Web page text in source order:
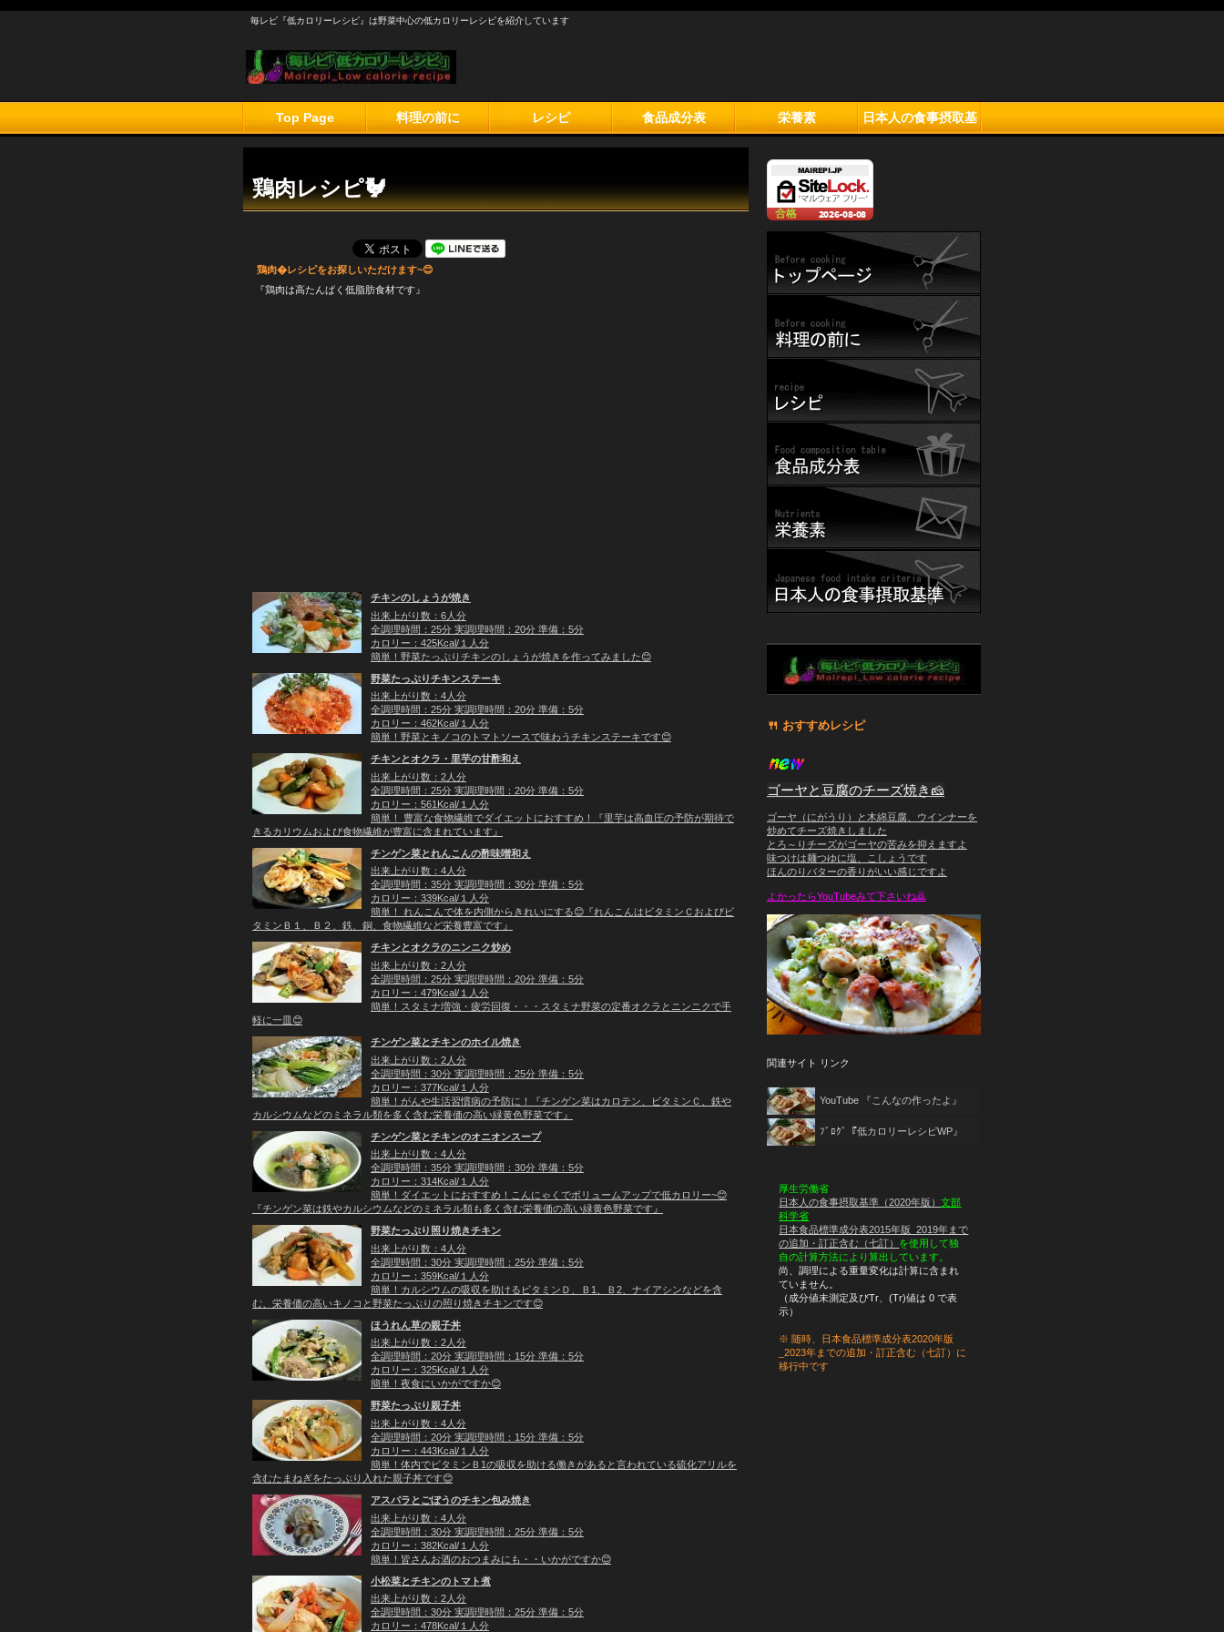
毎レピ『低カロリーレシピ』は野菜中心の低カロリーレシピを紹介しています
鶏肉レシピ🐓
鶏肉�レシピをお探しいただけます~😊
『鶏肉は高たんぱく低脂肪食材です』
チキンのしょうが焼き
出来上がり数：6人分
全調理時間：25分 実調理時間：20分 準備：5分
カロリー：425Kcal/１人分
簡単！野菜たっぷりチキンのしょうが焼きを作ってみました😊
野菜たっぷりチキンステーキ
出来上がり数：4人分
全調理時間：25分 実調理時間：20分 準備：5分
カロリー：462Kcal/１人分
簡単！野菜とキノコのトマトソースで味わうチキンステーキです😊
チキンとオクラ・里芋の甘酢和え
出来上がり数：2人分
全調理時間：25分 実調理時間：20分 準備：5分
カロリー：561Kcal/１人分
簡単！ 豊富な食物繊維でダイエットにおすすめ！『里芋は高血圧の予防が期待で
きるカリウムおよび食物繊維が豊富に含まれています』
チンゲン菜とれんこんの酢味噌和え
出来上がり数：4人分
全調理時間：35分 実調理時間：30分 準備：5分
カロリー：339Kcal/１人分
簡単！ れんこんで体を内側からきれいにする😊『れんこんはビタミンＣおよびビ
タミンＢ１、Ｂ２、鉄、銅、食物繊維など栄養豊富です』
チキンとオクラのニンニク炒め
出来上がり数：2人分
全調理時間：25分 実調理時間：20分 準備：5分
カロリー：479Kcal/１人分
簡単！スタミナ増強・疲労回復・・・スタミナ野菜の定番オクラとニンニクで手
軽に一皿😊
チンゲン菜とチキンのホイル焼き
出来上がり数：2人分
全調理時間：30分 実調理時間：25分 準備：5分
カロリー：377Kcal/１人分
簡単！がんや生活習慣病の予防に！『チンゲン菜はカロテン、ビタミンＣ、鉄や
カルシウムなどのミネラル類を多く含む栄養価の高い緑黄色野菜です』
チンゲン菜とチキンのオニオンスープ
出来上がり数：4人分
全調理時間：35分 実調理時間：30分 準備：5分
カロリー：314Kcal/１人分
簡単！ダイエットにおすすめ！こんにゃくでボリュームアップで低カロリー~😊
『チンゲン菜は鉄やカルシウムなどのミネラル類も多く含む栄養価の高い緑黄色野菜です』
野菜たっぷり照り焼きチキン
出来上がり数：4人分
全調理時間：30分 実調理時間：25分 準備：5分
カロリー：359Kcal/１人分
簡単！カルシウムの吸収を助けるビタミンＤ、Ｂ1、Ｂ2、ナイアシンなどを含
む、栄養価の高いキノコと野菜たっぷりの照り焼きチキンです😊
ほうれん草の親子丼
出来上がり数：2人分
全調理時間：20分 実調理時間：15分 準備：5分
カロリー：325Kcal/１人分
簡単！夜食にいかがですか😊
野菜たっぷり親子丼
出来上がり数：4人分
全調理時間：20分 実調理時間：15分 準備：5分
カロリー：443Kcal/１人分
簡単！体内でビタミンＢ1の吸収を助ける働きがあると言われている硫化アリルを
含むたまねぎをたっぷり入れた親子丼です😊
アスパラとごぼうのチキン包み焼き
出来上がり数：4人分
全調理時間：30分 実調理時間：25分 準備：5分
カロリー：382Kcal/１人分
簡単！皆さんお酒のおつまみにも・・いかがですか😊
小松菜とチキンのトマト煮
出来上がり数：2人分
全調理時間：30分 実調理時間：25分 準備：5分
カロリー：478Kcal/１人分
Top Page 料理の前に レシピ 食品成分表 栄養素 日本人の食事摂取基
🍴 ️おすすめレシピ
ゴーヤと豆腐のチーズ焼き🧀
ゴーヤ（にがうり）と木綿豆腐、ウインナーを
炒めてチーズ焼きしました
とろ～りチーズがゴーヤの苦みを抑えますよ
味つけは麺つゆに塩、こしょうです
ほんのりバターの香りがいい感じですよ
よかったらYouTubeみて下さいね🙇
関連サイト リンク
YouTube 『こんなの作ったよ』
ﾌﾞﾛｸﾞ 『低カロリーレシピWP』
厚生労働省
日本人の食事摂取基準（2020年版）文部
科学省
日本食品標準成分表2015年版_2019年まで
の追加・訂正含む（七訂） を使用して独
自の計算方法により算出しています。
尚、調理による重量変化は計算に含まれ
ていません。
（成分値未測定及びTr、(Tr)値は 0 で表
示）
※ 随時、日本食品標準成分表2020年版
_2023年までの追加・訂正含む（七訂）に
移行中です